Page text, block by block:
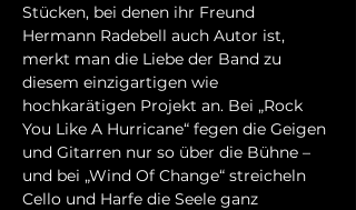
Stücken, bei denen ihr Freund
Hermann Radebell auch Autor ist,
merkt man die Liebe der Band zu
diesem einzigartigen wie
hochkarätigen Projekt an. Bei „Rock
You Like A Hurricane“ fegen die Geigen
und Gitarren nur so über die Bühne –
und bei „Wind Of Change“ streicheln
Cello und Harfe die Seele ganz